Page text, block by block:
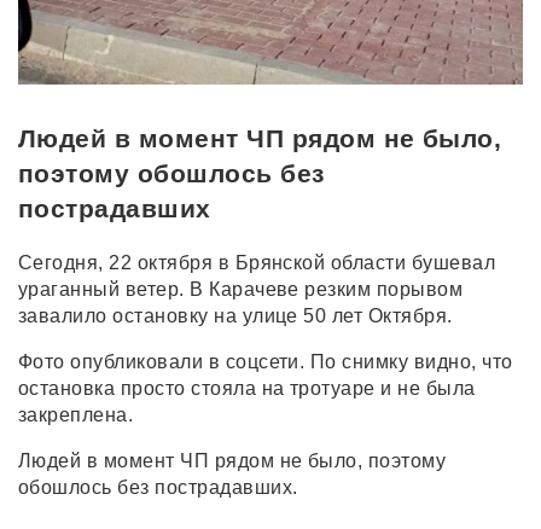
Людей в момент ЧП рядом не было,
поэтому обошлось без
пострадавших
Сегодня, 22 октября в Брянской области бушевал
ураганный ветер. В Карачеве резким порывом
завалило остановку на улице 50 лет Октября.
Фото опубликовали в соцсети. По снимку видно, что
остановка просто стояла на тротуаре и не была
закреплена.
Людей в момент ЧП рядом не было, поэтому
обошлось без пострадавших.